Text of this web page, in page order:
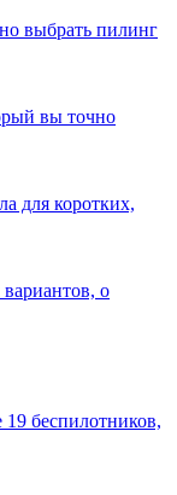
выбрать пилинг
вы точно
для коротких,
о
беспилотников,